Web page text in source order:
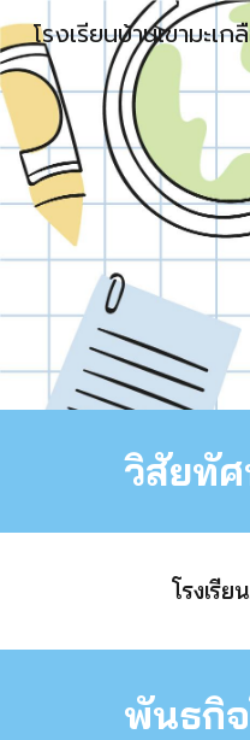
โรงเรียนบ้านเขามะเก
วิสัยทัศ
โรงเรียน
พันธกิจ